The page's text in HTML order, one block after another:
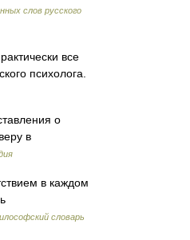
слов русского
все
психолога.
о
в
в каждом
словарь